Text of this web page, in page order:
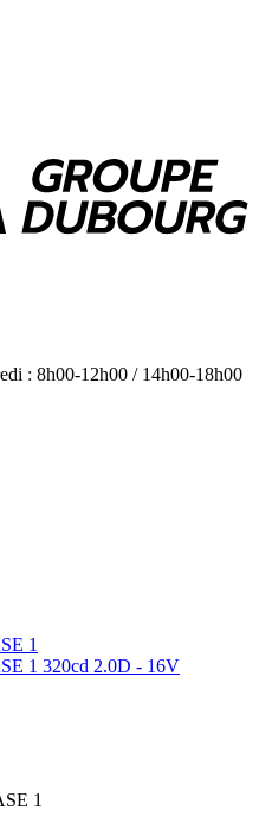
: 8h00-12h00 / 14h00-18h00
1
1 320cd 2.0D - 16V
1